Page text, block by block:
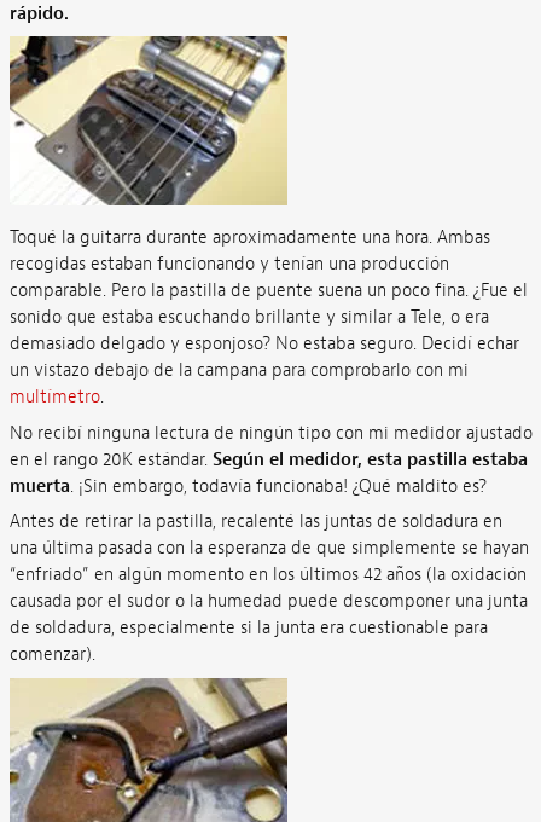
rápido.
Toqué la guitarra durante aproximadamente una hora. Ambas
recogidas estaban funcionando y tenían una producción
comparable. Pero la pastilla de puente suena un poco fina. ¿Fue el
sonido que estaba escuchando brillante y similar a Tele, o era
demasiado delgado y esponjoso? No estaba seguro. Decidí echar
un vistazo debajo de la campana para comprobarlo con mi
multímetro.
No recibí ninguna lectura de ningún tipo con mi medidor ajustado
en el rango 20K estándar. Según el medidor, esta pastilla estaba
muerta. ¡Sin embargo, todavía funcionaba! ¿Qué maldito es?
Antes de retirar la pastilla, recalenté las juntas de soldadura en
una última pasada con la esperanza de que simplemente se hayan
“enfriado” en algún momento en los últimos 42 años (la oxidación
causada por el sudor o la humedad puede descomponer una junta
de soldadura, especialmente si la junta era cuestionable para
comenzar).